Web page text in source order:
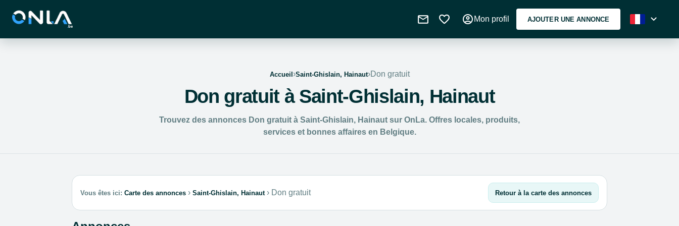
mail favorite account_circle Mon profil AJOUTER UNE ANNONCE expand_more
Accueil›Saint-Ghislain, Hainaut›Don gratuit
Don gratuit à Saint-Ghislain, Hainaut
Trouvez des annonces Don gratuit à Saint-Ghislain, Hainaut sur OnLa. Offres locales, produits,
services et bonnes affaires en Belgique.
Vous êtes ici: Carte des annonces › Saint-Ghislain, Hainaut › Don gratuit Retour à la carte des annonces